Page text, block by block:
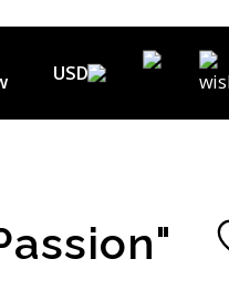
USD
USD ($)
GBP (£)